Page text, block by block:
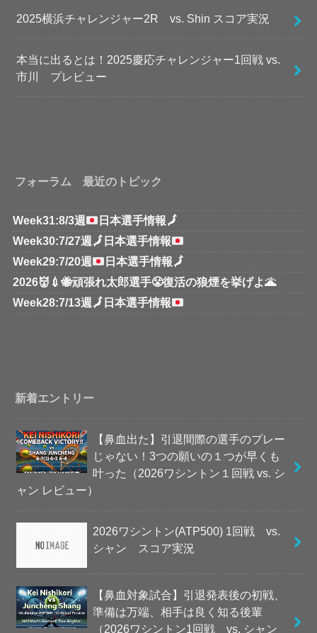
2025横浜チャレンジャー2R vs. Shin スコア実況
本当に出るとは！2025慶応チャレンジャー1回戦 vs.
市川 プレビュー
フォーラム 最近のトピック
Week31:8/3週 日本選手情報🗾
Week30:7/27週 🗾 日本選手情報
Week29:7/20週
日本選手情報🗾
2026👹💉🐝頑張れ太郎選手😤復活の狼煙を挙げよ🌋
Week28:7/13週 🗾 日本選手情報
新着エントリー
【鼻血出た】引退間際の選手のプレー
じゃない！3つの願いの１つが早くも
叶った（2026ワシントン１回戦 vs. シ
ャン レビュー）
2026ワシントン(ATP500) 1回戦 vs.
シャン スコア実況
【鼻血対象試合】引退発表後の初戦、
準備は万端、相手は良く知る後輩
（2026ワシントン1回戦 vs. シャン